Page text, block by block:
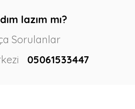
lazım mı?
Sorulanlar
05061533447